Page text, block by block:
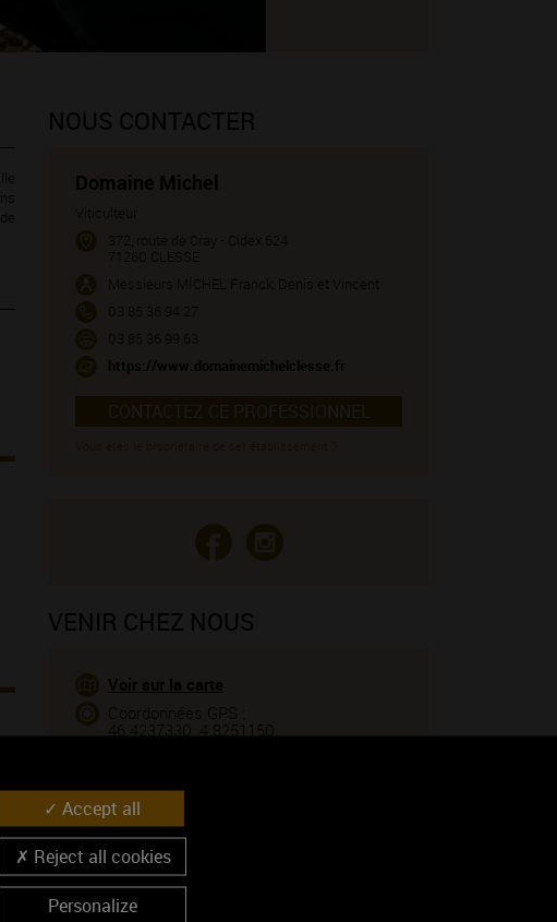
NOUS CONTACTER
Domaine Michel
Viticulteur
372, route de Cray - Cidex 624
71260 CLESSE
Messieurs MICHEL Franck, Denis et Vincent
03 85 36 94 27
03 85 36 99 63
https://www.domainemichelclesse.fr
CONTACTEZ CE PROFESSIONNEL
VENIR CHEZ NOUS
Voir sur la carte
Coordonnées GPS :
46.4237330, 4.8251150
NOS LABELS
Labels environnementaux
Accept all
Reject all cookies
Personalize